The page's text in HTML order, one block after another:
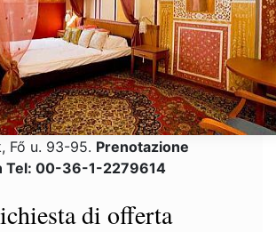
Fő u. 93-95. Prenotazione
Tel: 00-36-1-2279614
di offerta